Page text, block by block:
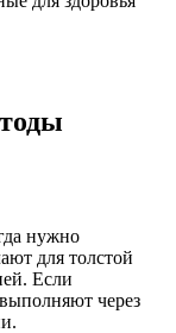
нужно
для толстой
Если
через